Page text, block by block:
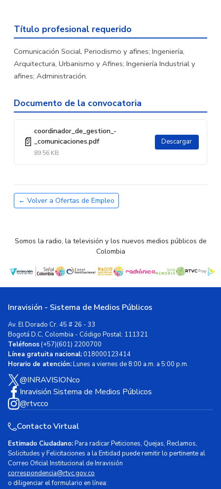
Título profesional requerido
Comunicación Social, Periodismo y afines; Ingeniería,
Arquitectura, Urbanismo y Afines; Ingeniería Industrial y
afines; Administración.
Documento de la convocatoria
📄
coordinador_de_gestion_-
_comunicaciones.pdf
89.56 KB
Descargar
← Volver a Ofertas de Empleo
Somos la radio, la televisión y los nuevos medios públicos de
Colombia
Inravisión - Sistema de Medios Públicos
Av. El Dorado Cr. 45 # 26 - 33
Bogotá D.C, Colombia - Código Postal: 111321
Teléfonos(+57)(601) 2200700
Línea gratuita nacional:018000123414
Horario de atención:Lunes a viernes de 8:00 a.m. a 5:00 p.m.
@INRAVISIONco
Inravisión Sistema de Medios Públicos
@rtvcco
Contacto Virtual
Estimado Ciudadano:Para radicar Peticiones, Quejas, Reclamos,
Solicitudes y Felicitaciones a la Entidad puede remitir lo pertinente al
Correo Oficial Institucional de Inravisión
correspondencia@rtvc.gov.co
o diligenciar el formulario en línea: